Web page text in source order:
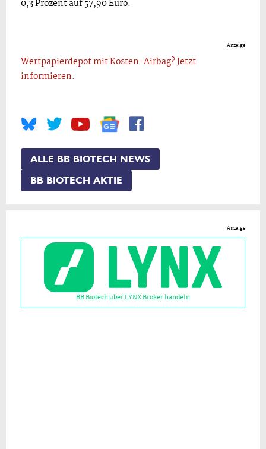
0,3 Prozent auf 57,90 Euro.
Anzeige
Wertpapierdepot mit Kosten-Airbag? Jetzt
informieren.
ALLE BB BIOTECH NEWS
BB BIOTECH AKTIE
Anzeige
BB Biotech über LYNX Broker handeln